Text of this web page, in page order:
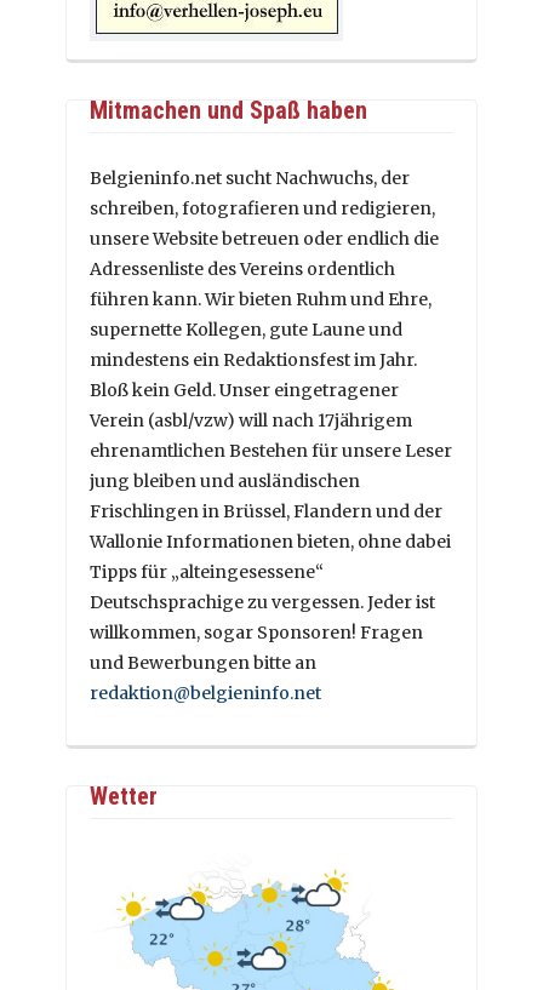
Mitmachen und Spaß haben
Belgieninfo.net sucht Nachwuchs, der
schreiben, fotografieren und redigieren,
unsere Website betreuen oder endlich die
Adressenliste des Vereins ordentlich
führen kann. Wir bieten Ruhm und Ehre,
supernette Kollegen, gute Laune und
mindestens ein Redaktionsfest im Jahr.
Bloß kein Geld. Unser eingetragener
Verein (asbl/vzw) will nach 17jährigem
ehrenamtlichen Bestehen für unsere Leser
jung bleiben und ausländischen
Frischlingen in Brüssel, Flandern und der
Wallonie Informationen bieten, ohne dabei
Tipps für „alteingesessene“
Deutschsprachige zu vergessen. Jeder ist
willkommen, sogar Sponsoren! Fragen
und Bewerbungen bitte an
redaktion@belgieninfo.net
Wetter